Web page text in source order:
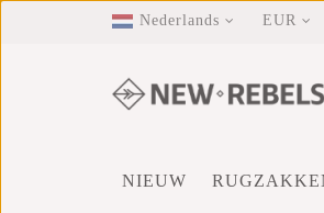
Nederlands EUR
NIEUW